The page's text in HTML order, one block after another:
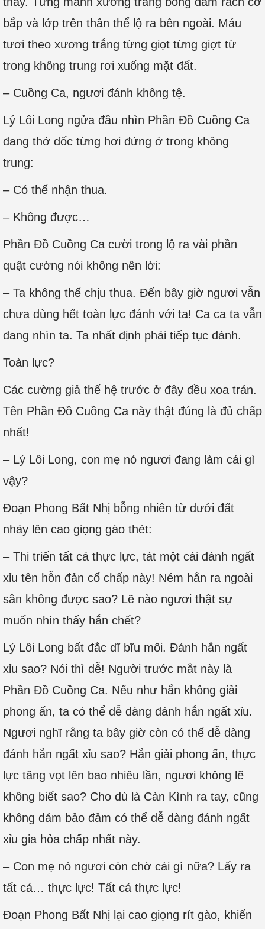
bắp và lớp trên thân thể lộ ra bên ngoài. Máu
tươi theo xương trắng từng giọt từng giợt từ
trong không trung rơi xuống mặt đất.
– Cuồng Ca, ngươi đánh không tệ.
Lý Lôi Long ngửa đầu nhìn Phần Đồ Cuồng Ca
đang thở dốc từng hơi đứng ở trong không
trung:
– Có thể nhận thua.
– Không được…
Phần Đồ Cuồng Ca cười trong lộ ra vài phần
quật cường nói không nên lời:
– Ta không thể chịu thua. Đến bây giờ ngươi vẫn
chưa dùng hết toàn lực đánh với ta! Ca ca ta vẫn
đang nhìn ta. Ta nhất định phải tiếp tục đánh.
Toàn lực?
Các cường giả thế hệ trước ở đây đều xoa trán.
Tên Phần Đồ Cuồng Ca này thật đúng là đủ chấp
nhất!
– Lý Lôi Long, con mẹ nó ngươi đang làm cái gì
vậy?
Đoạn Phong Bất Nhị bỗng nhiên từ dưới đất
nhảy lên cao giọng gào thét:
– Thi triển tất cả thực lực, tát một cái đánh ngất
xỉu tên hỗn đản cố chấp này! Ném hắn ra ngoài
sân không được sao? Lẽ nào ngươi thật sự
muốn nhìn thấy hắn chết?
Lý Lôi Long bất đắc dĩ bĩu môi. Đánh hắn ngất
xỉu sao? Nói thì dễ! Người trước mắt này là
Phần Đồ Cuồng Ca. Nếu như hắn không giải
phong ấn, ta có thể dễ dàng đánh hắn ngất xỉu.
Ngươi nghĩ rằng ta bây giờ còn có thể dễ dàng
đánh hắn ngất xỉu sao? Hắn giải phong ấn, thực
lực tăng vọt lên bao nhiêu lần, ngươi không lẽ
không biết sao? Cho dù là Càn Kình ra tay, cũng
không dám bảo đảm có thể dễ dàng đánh ngất
xỉu gia hỏa chấp nhất này.
– Con mẹ nó ngươi còn chờ cái gì nữa? Lấy ra
tất cả… thực lực! Tất cả thực lực!
Đoạn Phong Bất Nhị lại cao giọng rít gào, khiến